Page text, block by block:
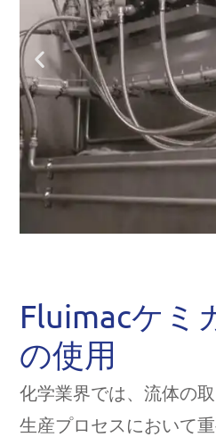
Fluimacケミ
の使用
化学業界では、流体の
生産プロセスにおいて